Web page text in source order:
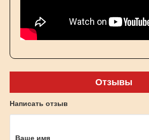
Отзывы
Написать отзыв
Ваше имя